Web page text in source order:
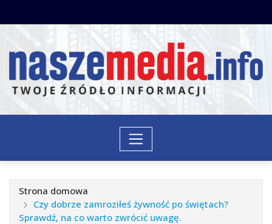
do
Strona domowa
Czy dobrze zamroziłeś żywność po świętach?
Sprawdź, na co warto zwrócić uwagę.